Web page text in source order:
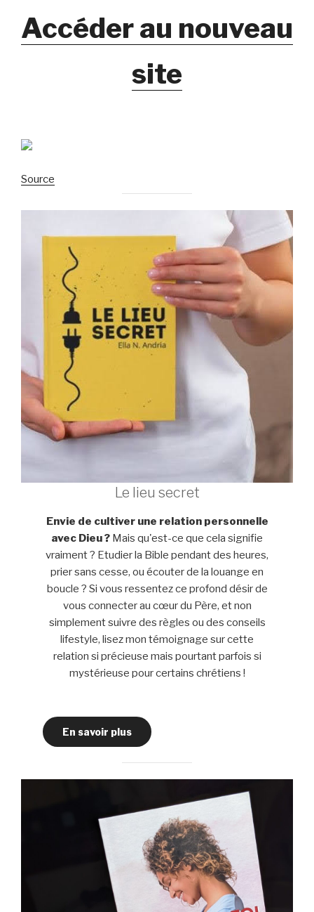
Accéder au nouveau
site
Source
Le lieu secret
Envie de cultiver une relation personnelle
avec Dieu ? Mais qu'est-ce que cela signifie
vraiment ? Etudier la Bible pendant des heures,
prier sans cesse, ou écouter de la louange en
boucle ? Si vous ressentez ce profond désir de
vous connecter au cœur du Père, et non
simplement suivre des règles ou des conseils
lifestyle, lisez mon témoignage sur cette
relation si précieuse mais pourtant parfois si
mystérieuse pour certains chrétiens !
En savoir plus